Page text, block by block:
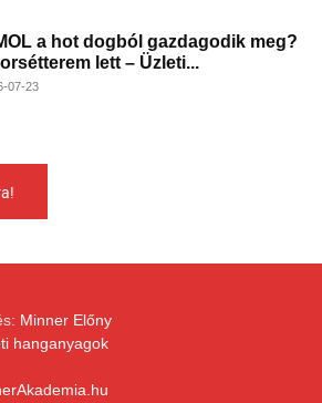
a hot dogból gazdagodik meg?
lett – Üzleti...
07-23
Minner Előny
hanganyagok